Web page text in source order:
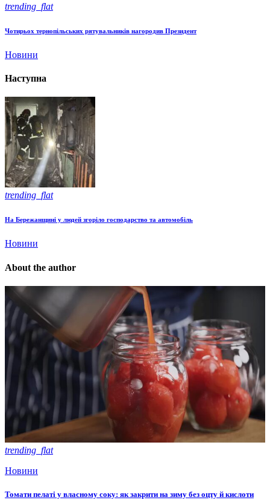
trending_flat
Чотирьох тернопільських рятувальників нагородив Президент
Новини
Наступна
trending_flat
На Бережанщині у людей згоріло господарство та автомобіль
Новини
About the author
trending_flat
Новини
Томати пелаті у власному соку: як закрити на зиму без оцту й кислоти